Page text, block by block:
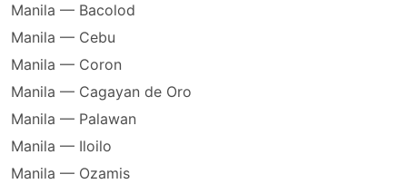
Manila — Bacolod
Manila — Cebu
Manila — Coron
Manila — Cagayan de Oro
Manila — Palawan
Manila — Iloilo
Manila — Ozamis